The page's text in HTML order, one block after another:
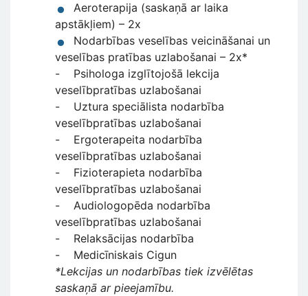
Aeroterapija (saskaņā ar laika
apstākļiem) – 2x
Nodarbības veselības veicināšanai un
veselības pratības uzlabošanai – 2x*
- Psihologa izglītojošā lekcija
veselībpratības uzlabošanai
- Uztura speciālista nodarbība
veselībpratības uzlabošanai
- Ergoterapeita nodarbība
veselībpratības uzlabošanai
- Fizioterapieta nodarbība
veselībpratības uzlabošanai
- Audiologopēda nodarbība
veselībpratības uzlabošanai
- Relaksācijas nodarbība
- Medicīniskais Cigun
*Lekcijas un nodarbības tiek izvēlētas
saskaņā ar pieejamību.